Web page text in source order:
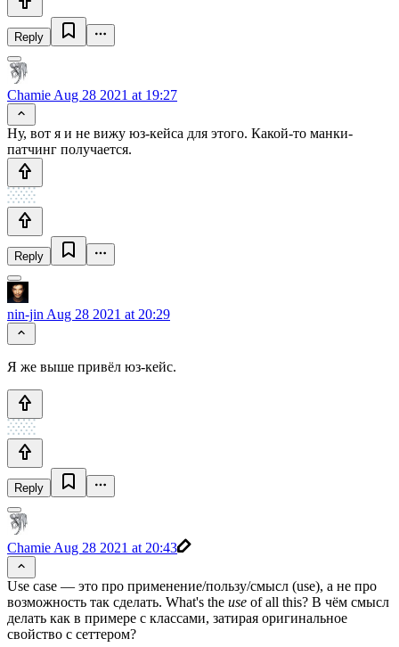
Reply
Chamie Aug 28 2021 at 19:27
Ну, вот я и не вижу юз-кейса для этого. Какой-то манки-
патчинг получается.
Reply
nin-jin Aug 28 2021 at 20:29
Я же выше привёл юз-кейс.
Reply
Chamie Aug 28 2021 at 20:43
Use case — это про применение/пользу/смысл (use), а не про
возможность так сделать. What's the use of all this? В чём смысл
делать как в примере с классами, затирая оригинальное
свойство с сеттером?